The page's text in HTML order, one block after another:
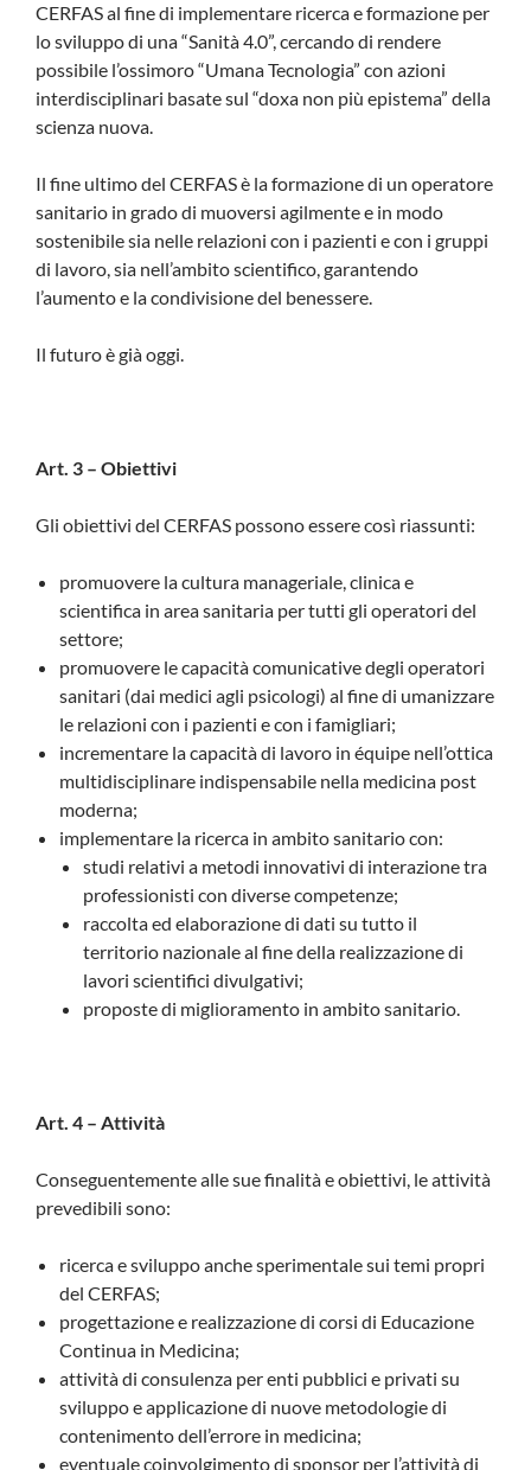
CERFAS al fine di implementare ricerca e formazione per
lo sviluppo di una “Sanità 4.0”, cercando di rendere
possibile l’ossimoro “Umana Tecnologia” con azioni
interdisciplinari basate sul “doxa non più epistema” della
scienza nuova.
Il fine ultimo del CERFAS è la formazione di un operatore
sanitario in grado di muoversi agilmente e in modo
sostenibile sia nelle relazioni con i pazienti e con i gruppi
di lavoro, sia nell’ambito scientifico, garantendo
l’aumento e la condivisione del benessere.
Il futuro è già oggi.
Art. 3 – Obiettivi
Gli obiettivi del CERFAS possono essere così riassunti:
promuovere la cultura manageriale, clinica e
scientifica in area sanitaria per tutti gli operatori del
settore;
promuovere le capacità comunicative degli operatori
sanitari (dai medici agli psicologi) al fine di umanizzare
le relazioni con i pazienti e con i famigliari;
incrementare la capacità di lavoro in équipe nell’ottica
multidisciplinare indispensabile nella medicina post
moderna;
implementare la ricerca in ambito sanitario con:
studi relativi a metodi innovativi di interazione tra
professionisti con diverse competenze;
raccolta ed elaborazione di dati su tutto il
territorio nazionale al fine della realizzazione di
lavori scientifici divulgativi;
proposte di miglioramento in ambito sanitario.
Art. 4 – Attività
Conseguentemente alle sue finalità e obiettivi, le attività
prevedibili sono:
ricerca e sviluppo anche sperimentale sui temi propri
del CERFAS;
progettazione e realizzazione di corsi di Educazione
Continua in Medicina;
attività di consulenza per enti pubblici e privati su
sviluppo e applicazione di nuove metodologie di
contenimento dell’errore in medicina;
eventuale coinvolgimento di sponsor per l’attività di